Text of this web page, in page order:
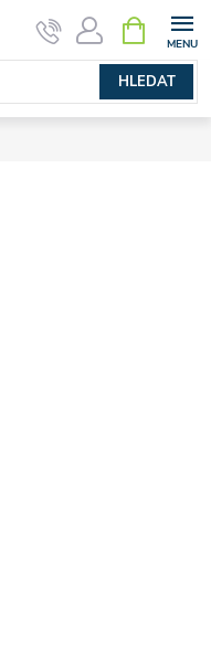
HLEDAT
NÁKUPNÍ
KOŠÍK